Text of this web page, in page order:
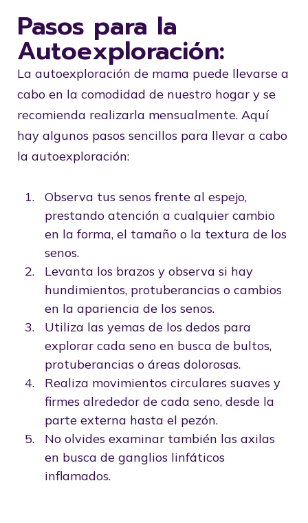
Pasos para la
Autoexploración:
La autoexploración de mama puede llevarse a
cabo en la comodidad de nuestro hogar y se
recomienda realizarla mensualmente. Aquí
hay algunos pasos sencillos para llevar a cabo
la autoexploración:
Observa tus senos frente al espejo,
prestando atención a cualquier cambio
en la forma, el tamaño o la textura de los
senos.
Levanta los brazos y observa si hay
hundimientos, protuberancias o cambios
en la apariencia de los senos.
Utiliza las yemas de los dedos para
explorar cada seno en busca de bultos,
protuberancias o áreas dolorosas.
Realiza movimientos circulares suaves y
firmes alrededor de cada seno, desde la
parte externa hasta el pezón.
No olvides examinar también las axilas
en busca de ganglios linfáticos
inflamados.